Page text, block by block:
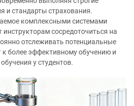
и стандарты страхования.
комплексными системами
инструкторам сосредоточиться на
отслеживать потенциальные
к более эффективному обучению и
у студентов.